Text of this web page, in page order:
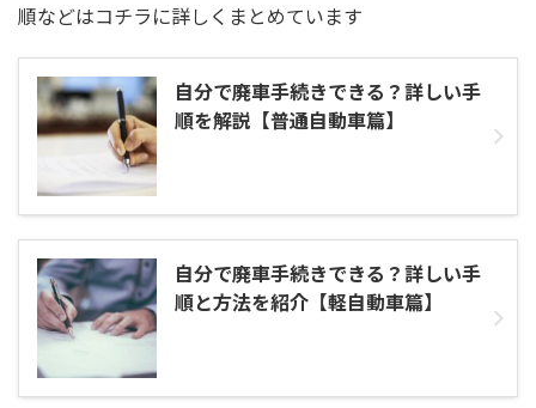
順などはコチラに詳しくまとめています
自分で廃車手続きできる？詳しい手
順を解説【普通自動車篇】
自分で廃車手続きできる？詳しい手
順と方法を紹介【軽自動車篇】